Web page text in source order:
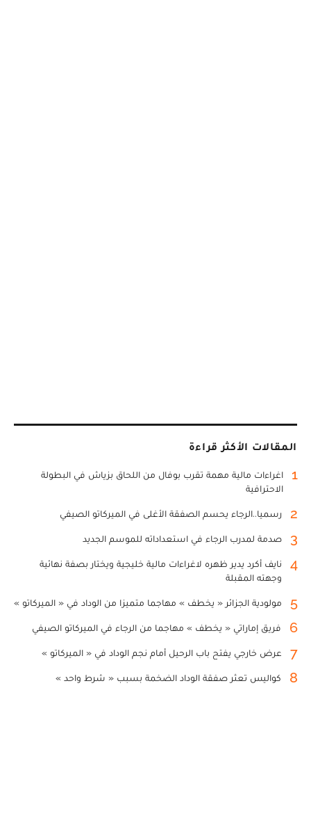
المقالات الأكثر قراءة
1
اغراءات مالية مهمة تقرب بوفال من اللحاق بزياش في البطولة
الاحترافية
2 رسميا..الرجاء يحسم الصفقة الأغلى في الميركاتو الصيفي
3 صدمة لمدرب الرجاء في استعداداته للموسم الجديد
4
نايف أكرد يدير ظهره لاغراءات مالية خليجية ويختار بصفة نهائية
وجهته المقبلة
5 مولودية الجزائر « يخطف » مهاجما متميزا من الوداد في « الميركاتو »
6 فريق إماراتي « يخطف » مهاجما من الرجاء في الميركاتو الصيفي
7 عرض خارجي يفتح باب الرحيل أمام نجم الوداد في « الميركاتو »
8 كواليس تعثر صفقة الوداد الضخمة بسبب « شرط واحد »